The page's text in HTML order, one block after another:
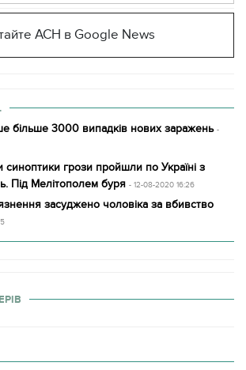
АСН в Google News
більше 3000 випадків нових заражень -
синоптики грози пройшли по Україні з
Під Мелітополем буря - 12-08-2020 16:26
засуджено чоловіка за вбивство